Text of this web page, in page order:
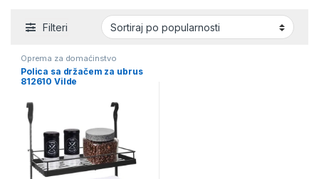
Filteri
Oprema za domaćinstvo
Polica sa držačem za ubrus
812610 Vilde